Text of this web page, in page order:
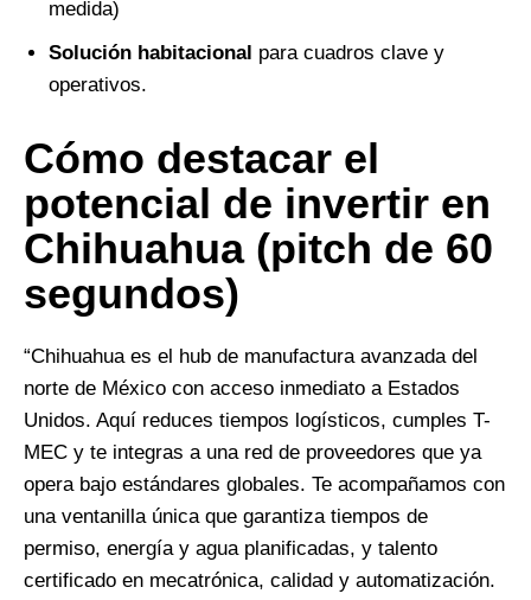
medida)
Solución habitacional para cuadros clave y
operativos.
Cómo destacar el
potencial de invertir en
Chihuahua (pitch de 60
segundos)
“Chihuahua es el hub de manufactura avanzada del
norte de México con acceso inmediato a Estados
Unidos. Aquí reduces tiempos logísticos, cumples T-
MEC y te integras a una red de proveedores que ya
opera bajo estándares globales. Te acompañamos con
una ventanilla única que garantiza tiempos de
permiso, energía y agua planificadas, y talento
certificado en mecatrónica, calidad y automatización.